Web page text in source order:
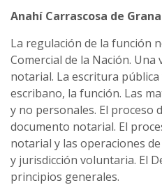
Anahí Carrascosa de
La regulación de la función
Comercial de la Nación. Una
notarial. La escritura pública
escribano, la función. Las
y no personales. El proceso
documento notarial. El
notarial y las operaciones
y jurisdicción voluntaria. El
principios generales.